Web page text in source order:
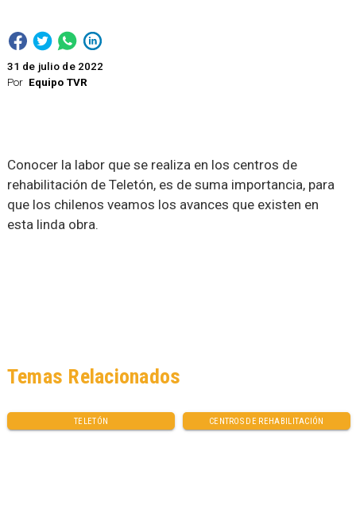
Por Equipo TVR
31 de julio de 2022
Conocer la labor que se realiza en los centros de
rehabilitación de Teletón, es de suma importancia, para
que los chilenos veamos los avances que existen en
esta linda obra.
TELETÓN CENTROS DE REHABILITACIÓN
Temas Relacionados